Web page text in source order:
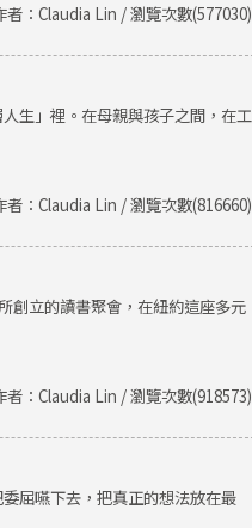
者：Claudia Lin / 瀏覽次數(577030)
生」裡。在母親與孩子之間，在工
者：Claudia Lin / 瀏覽次數(816660)
創立的讀書聚會，在紐約這座多元
者：Claudia Lin / 瀏覽次數(918573)
屈嚥下去，把真正的想法放在最